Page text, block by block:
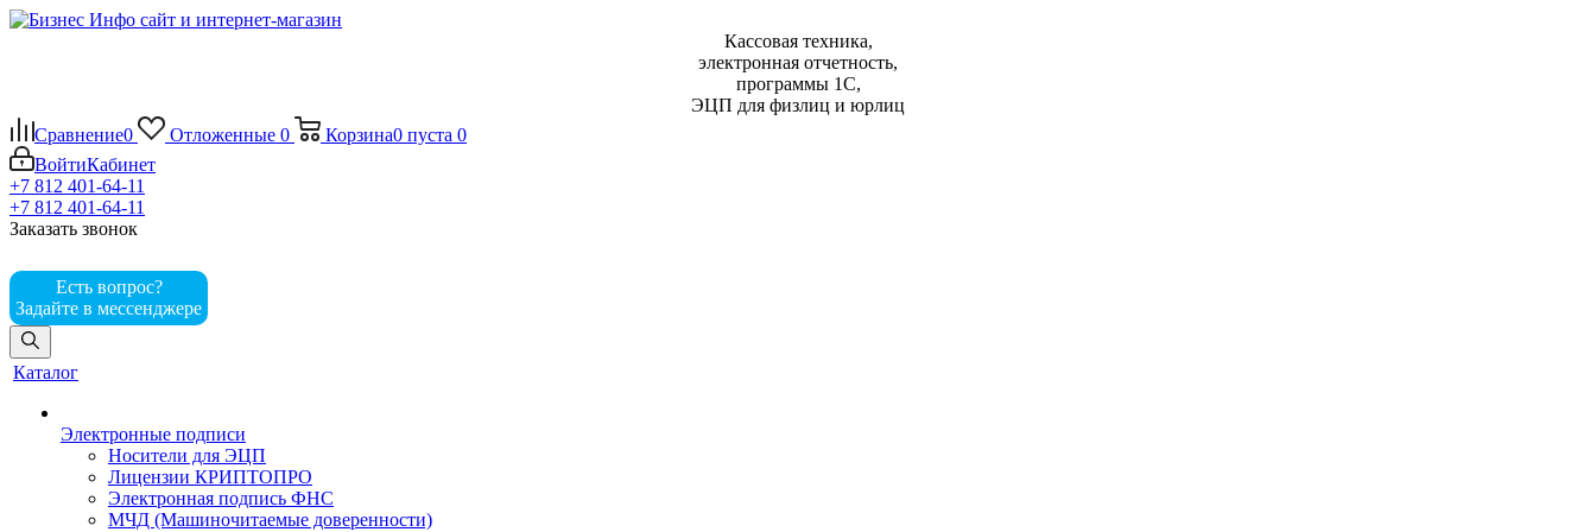
Кассовая техника,
электронная отчетность,
программы 1С,
ЭЦП для физлиц и юрлиц
Сравнение0 Отложенные 0 Корзина0 пуста 0
ВойтиКабинет
+7 812 401-64-11
+7 812 401-64-11
Заказать звонок
Есть вопрос?
Задайте в мессенджере
Каталог
Электронные подписи
Носители для ЭЦП
Лицензии КРИПТОПРО
Электронная подпись ФНС
МЧД (Машиночитаемые доверенности)